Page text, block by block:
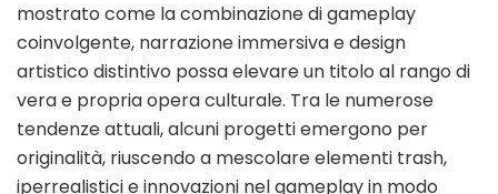
Chicken
vs
Zombies
mostrato come la combinazione di gameplay
coinvolgente, narrazione immersiva e design
artistico distintivo possa elevare un titolo al rango di
vera e propria opera culturale. Tra le numerose
tendenze attuali, alcuni progetti emergono per
originalità, riuscendo a mescolare elementi trash,
iperrealistici e innovazioni nel gameplay in modo